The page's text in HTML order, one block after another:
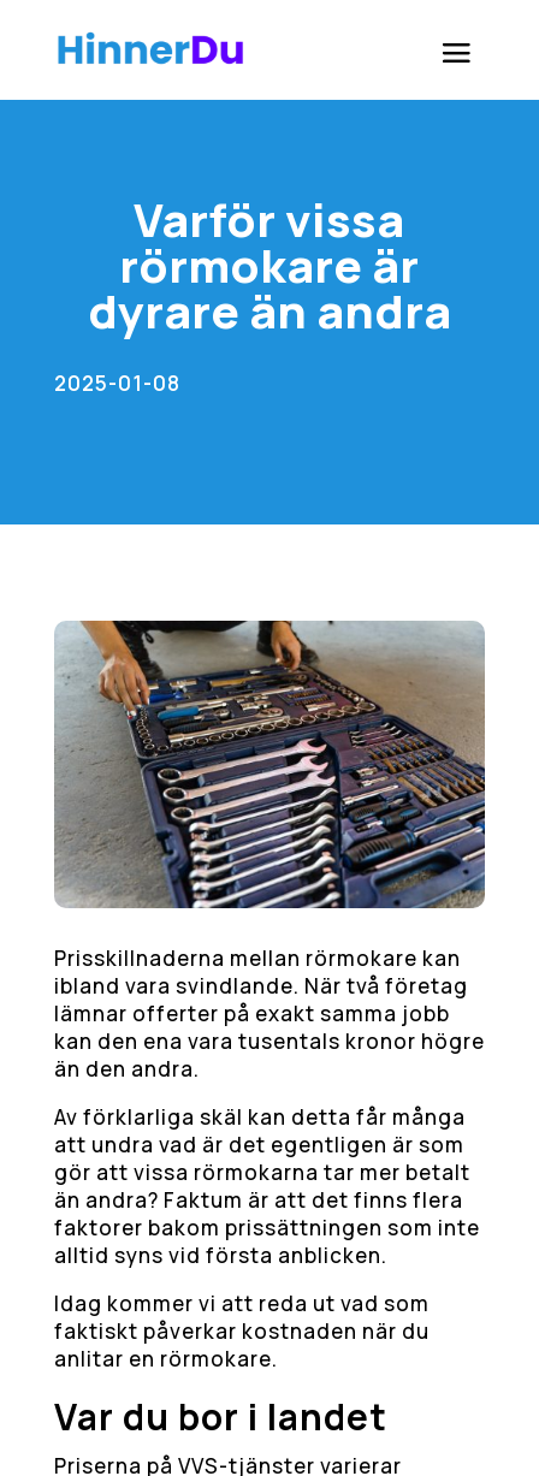
Varför vissa
rörmokare är
dyrare än andra
2025-01-08
Prisskillnaderna mellan rörmokare kan
ibland vara svindlande. När två företag
lämnar offerter på exakt samma jobb
kan den ena vara tusentals kronor högre
än den andra.
Av förklarliga skäl kan detta får många
att undra vad är det egentligen är som
gör att vissa rörmokarna tar mer betalt
än andra? Faktum är att det finns flera
faktorer bakom prissättningen som inte
alltid syns vid första anblicken.
Idag kommer vi att reda ut vad som
faktiskt påverkar kostnaden när du
anlitar en rörmokare.
Var du bor i landet
Priserna på VVS-tjänster varierar